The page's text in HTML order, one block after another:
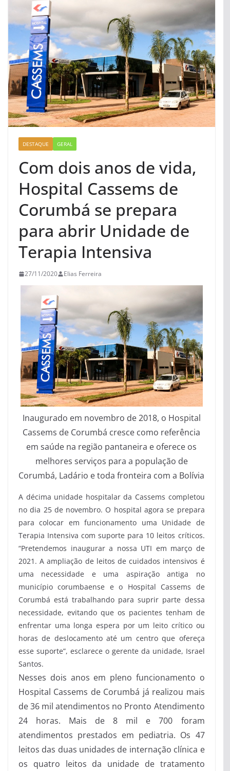
DESTAQUE GERAL
Com dois anos de vida,
Hospital Cassems de
Corumbá se prepara
para abrir Unidade de
Terapia Intensiva
27/11/2020 Elias Ferreira
Inaugurado em novembro de 2018, o Hospital
Cassems de Corumbá cresce como referência
em saúde na região pantaneira e oferece os
melhores serviços para a população de
Corumbá, Ladário e toda fronteira com a Bolívia
A décima unidade hospitalar da Cassems completou
no dia 25 de novembro. O hospital agora se prepara
para colocar em funcionamento uma Unidade de
Terapia Intensiva com suporte para 10 leitos críticos.
“Pretendemos inaugurar a nossa UTI em março de
2021. A ampliação de leitos de cuidados intensivos é
uma necessidade e uma aspiração antiga no
município corumbaense e o Hospital Cassems de
Corumbá está trabalhando para suprir parte dessa
necessidade, evitando que os pacientes tenham de
enfrentar uma longa espera por um leito crítico ou
horas de deslocamento até um centro que ofereça
esse suporte”, esclarece o gerente da unidade, Israel
Santos.
Nesses dois anos em pleno funcionamento o
Hospital Cassems de Corumbá já realizou mais
de 36 mil atendimentos no Pronto Atendimento
24 horas. Mais de 8 mil e 700 foram
atendimentos prestados em pediatria. Os 47
leitos das duas unidades de internação clínica e
os quatro leitos da unidade de tratamento